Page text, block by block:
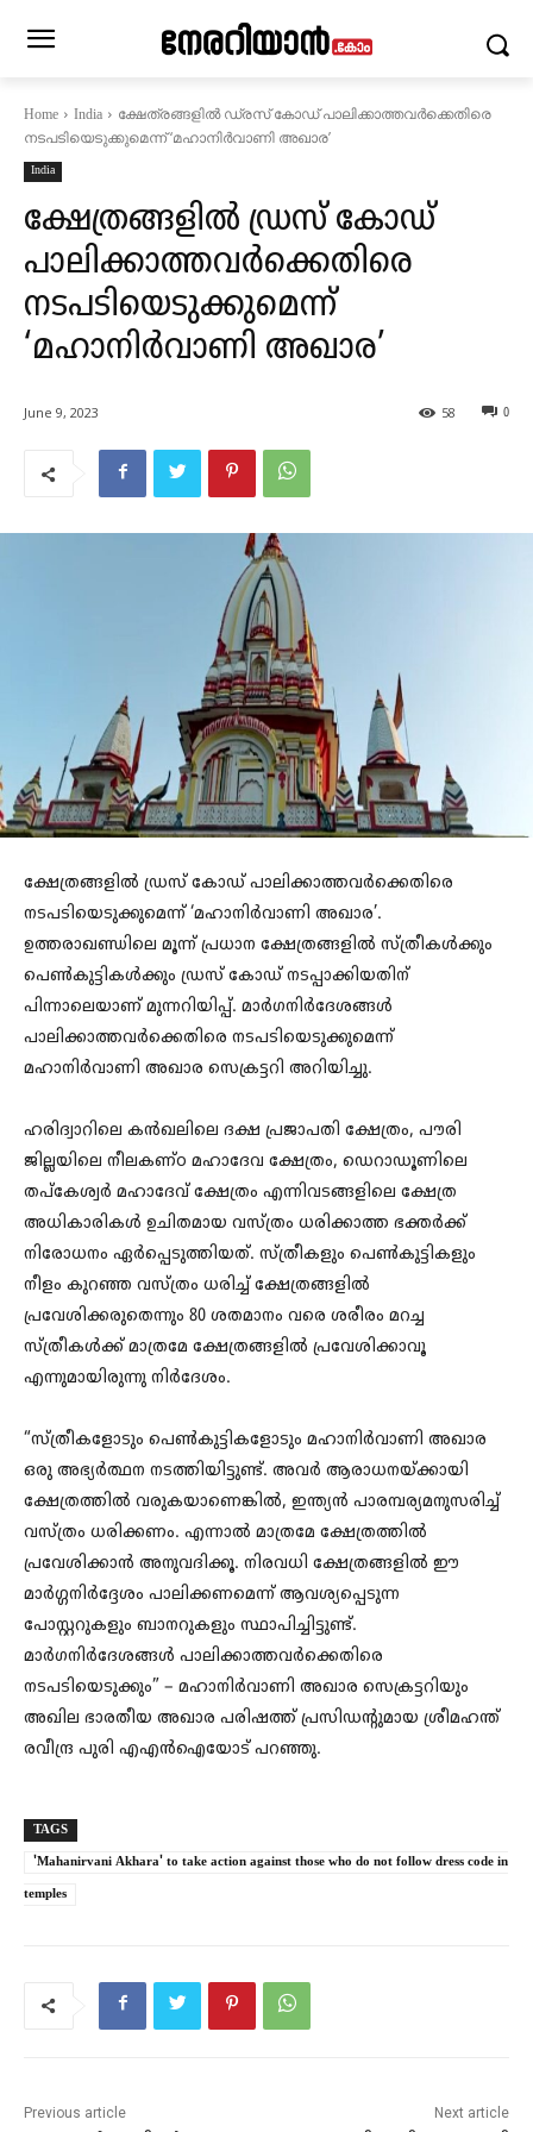
Home India
ക്ഷേത്രങ്ങളിൽ ഡ്രസ് കോഡ് പാലിക്കാത്തവർക്കെതിരെ
നടപടിയെടുക്കുമെന്ന് ‘മഹാനിർവാണി അഖാര’
India
ക്ഷേത്രങ്ങളിൽ ഡ്രസ് കോഡ്
പാലിക്കാത്തവർക്കെതിരെ
നടപടിയെടുക്കുമെന്ന്
‘മഹാനിർവാണി അഖാര’
June 9, 2023 0
58
ക്ഷേത്രങ്ങളിൽ ഡ്രസ് കോഡ് പാലിക്കാത്തവർക്കെതിരെ
നടപടിയെടുക്കുമെന്ന് ‘മഹാനിർവാണി അഖാര’.
ഉത്തരാഖണ്ഡിലെ മൂന്ന് പ്രധാന ക്ഷേത്രങ്ങളിൽ സ്ത്രീകൾക്കും
പെൺകുട്ടികൾക്കും ഡ്രസ് കോഡ് നടപ്പാക്കിയതിന്
പിന്നാലെയാണ് മുന്നറിയിപ്പ്. മാർഗനിർദേശങ്ങൾ
പാലിക്കാത്തവർക്കെതിരെ നടപടിയെടുക്കുമെന്ന്
മഹാനിർവാണി അഖാര സെക്രട്ടറി അറിയിച്ചു.
ഹരിദ്വാറിലെ കൻഖലിലെ ദക്ഷ പ്രജാപതി ക്ഷേത്രം, പൗരി
ജില്ലയിലെ നീലകണ്ഠ മഹാദേവ ക്ഷേത്രം, ഡെറാഡൂണിലെ
തപ്‌കേശ്വർ മഹാദേവ് ക്ഷേത്രം എന്നിവടങ്ങളിലെ ക്ഷേത്ര
അധികാരികൾ ഉചിതമായ വസ്ത്രം ധരിക്കാത്ത ഭക്തർക്ക്
നിരോധനം ഏർപ്പെടുത്തിയത്. സ്ത്രീകളും പെൺകുട്ടികളും
നീളം കുറഞ്ഞ വസ്ത്രം ധരിച്ച് ക്ഷേത്രങ്ങളിൽ
പ്രവേശിക്കരുതെന്നും 80 ശതമാനം വരെ ശരീരം മറച്ച
സ്ത്രീകൾക്ക് മാത്രമേ ക്ഷേത്രങ്ങളിൽ പ്രവേശിക്കാവൂ
എന്നുമായിരുന്നു നിർദേശം.
“സ്ത്രീകളോടും പെൺകുട്ടികളോടും മഹാനിർവാണി അഖാര
ഒരു അഭ്യർത്ഥന നടത്തിയിട്ടുണ്ട്. അവർ ആരാധനയ്ക്കായി
ക്ഷേത്രത്തിൽ വരുകയാണെങ്കിൽ, ഇന്ത്യൻ പാരമ്പര്യമനുസരിച്ച്
വസ്ത്രം ധരിക്കണം. എന്നാൽ മാത്രമേ ക്ഷേത്രത്തിൽ
പ്രവേശിക്കാൻ അനുവദിക്കൂ. നിരവധി ക്ഷേത്രങ്ങളിൽ ഈ
മാർഗ്ഗനിർദ്ദേശം പാലിക്കണമെന്ന് ആവശ്യപ്പെടുന്ന
പോസ്റ്ററുകളും ബാനറുകളും സ്ഥാപിച്ചിട്ടുണ്ട്.
മാർഗനിർദേശങ്ങൾ പാലിക്കാത്തവർക്കെതിരെ
നടപടിയെടുക്കും” – മഹാനിർവാണി അഖാര സെക്രട്ടറിയും
അഖില ഭാരതീയ അഖാര പരിഷത്ത് പ്രസിഡന്റുമായ ശ്രീമഹന്ത്
രവീന്ദ്ര പുരി എഎൻഐയോട് പറഞ്ഞു.
TAGS
'Mahanirvani Akhara' to take action against those who do not follow dress code in
temples
Previous article Next article